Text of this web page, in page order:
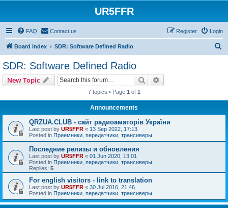
UR5FFR
FAQ Contact us Login
Register
Board index SDR: Software Defined Radio
SDR: Software Defined Radio
New Topic Search
7 topics • Page 1 of 1
Announcements
QRZUA.CLUB - сайт радиоаматорів України
Last post by UR5FFR « 13 Sep 2022, 17:13
Posted in Приемники, передатчики, трансиверы
Последние релизы и обновления
Last post by UR5FFR « 01 Jun 2020, 13:01
Posted in Приемники, передатчики, трансиверы
Replies: 5
For english visitors - link to translation
Last post by UR5FFR « 30 Jul 2016, 21:46
Posted in Приемники, передатчики, трансиверы